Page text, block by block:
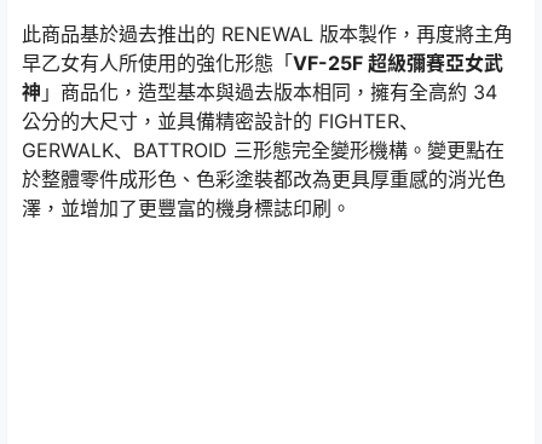
此商品基於過去推出的 RENEWAL 版本製作，再度將主角
早乙女有人所使用的強化形態「VF-25F 超級彌賽亞女武
神 」商品化，造型基本與過去版本相同，擁有全高約 34
公分的大尺寸，並具備精密設計的 FIGHTER、
GERWALK、BATTROID 三形態完全變形機構。變更點在
於整體零件成形色、色彩塗裝都改為更具厚重感的消光色
澤，並增加了更豐富的機身標誌印刷。